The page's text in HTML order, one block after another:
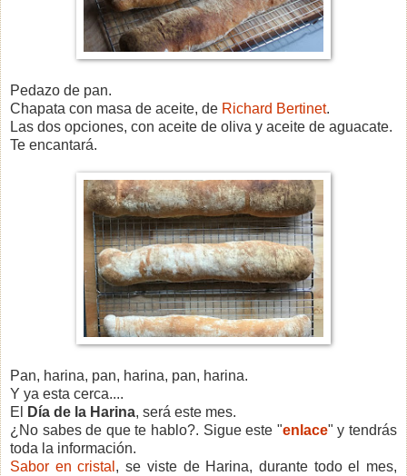
Pedazo de pan.
Chapata con masa de aceite, de Richard Bertinet.
Las dos opciones, con aceite de oliva y aceite de aguacate.
Te encantará.
Pan, harina, pan, harina, pan, harina.
Y ya esta cerca....
El
Día de la Harina, será este mes.
¿No sabes de que te hablo?. Sigue este "enlace" y tendrás
toda la información.
Sabor en cristal , se viste de Harina, durante todo el mes,